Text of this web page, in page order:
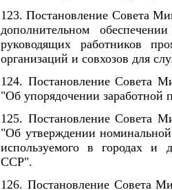
123. Постановление Совета
дополнительном
руководящих работников
организаций и совхозов для
124. Постановление Совета
"Об упорядочении заработной
125. Постановление Совета
"Об утверждении
используемого в городах и
ССР".
126. Постановление Совета